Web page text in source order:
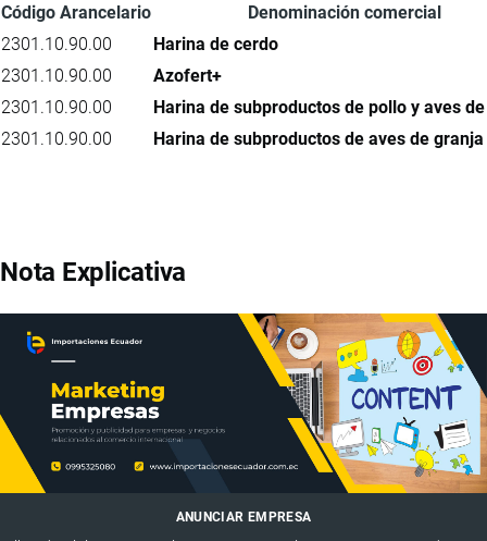
Código Arancelario
Denominación comercial
2301.10.90.00
Harina de cerdo
2301.10.90.00
Azofert+
2301.10.90.00
Harina de subproductos de pollo y aves
2301.10.90.00
Harina de subproductos de aves de granja
Nota Explicativa
ANUNCIAR EMPRESA